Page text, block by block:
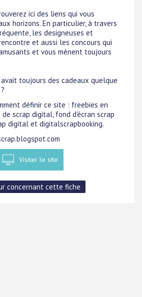
ici des liens qui vous
horizons. En particulier, à travers
les designeuses et
et aussi les concours qui
et vous mènent toujours
toujours des cadeaux quelque
définir ce site : freebies en
scrap digital, fond d'écran scrap
digital et digitalscrapbooking.
Visiter le site